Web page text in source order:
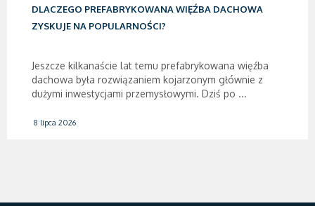
DLACZEGO PREFABRYKOWANA WIĘŹBA DACHOWA
ZYSKUJE NA POPULARNOŚCI?
Jeszcze kilkanaście lat temu prefabrykowana więźba
dachowa była rozwiązaniem kojarzonym głównie z
dużymi inwestycjami przemysłowymi. Dziś po ...
8 lipca 2026